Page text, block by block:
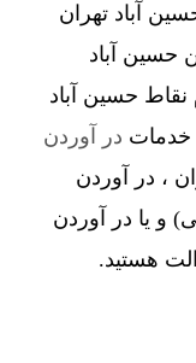
آباد تهران
حسین آباد
نقاط حسین آباد
خدمات در آوردن
، در آوردن
و یا در آوردن
هستید.